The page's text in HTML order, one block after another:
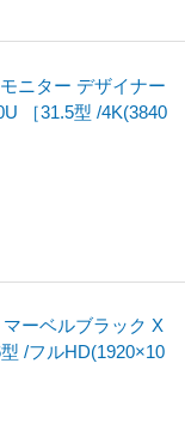
ニター デザイナー
［31.5型 /4K(3840
ーベルブラック X
/フルHD(1920×10